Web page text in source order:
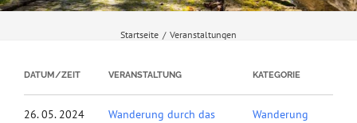
Startseite / Veranstaltungen
DATUM/ZEIT VERANSTALTUNG KATEGORIE
26. 05. 2024
Wanderung durch das
Wanderung